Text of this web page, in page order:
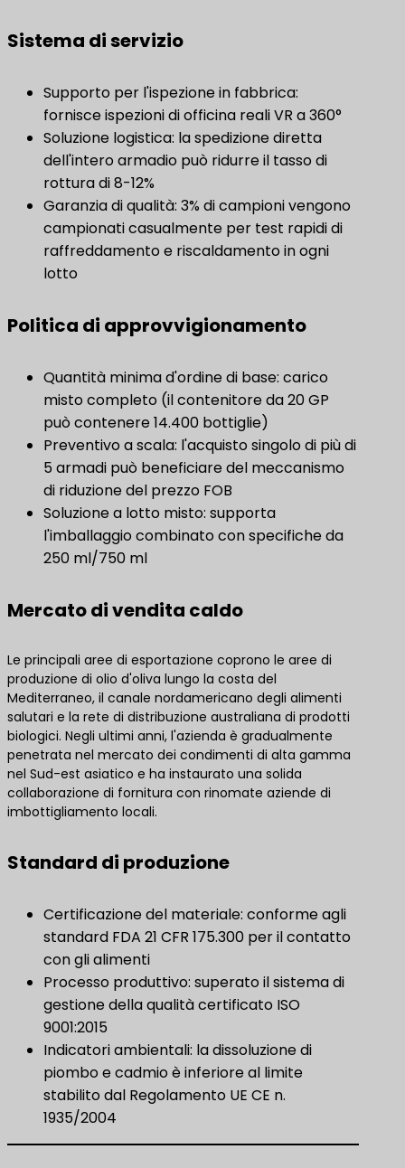
Sistema di servizio
Supporto per l'ispezione in fabbrica:
fornisce ispezioni di officina reali VR a 360°
Soluzione logistica: la spedizione diretta
dell'intero armadio può ridurre il tasso di
rottura di 8-12%
Garanzia di qualità: 3% di campioni vengono
campionati casualmente per test rapidi di
raffreddamento e riscaldamento in ogni
lotto
Politica di approvvigionamento
Quantità minima d'ordine di base: carico
misto completo (il contenitore da 20 GP
può contenere 14.400 bottiglie)
Preventivo a scala: l'acquisto singolo di più di
5 armadi può beneficiare del meccanismo
di riduzione del prezzo FOB
Soluzione a lotto misto: supporta
l'imballaggio combinato con specifiche da
250 ml/750 ml
Mercato di vendita caldo
Le principali aree di esportazione coprono le aree di
produzione di olio d'oliva lungo la costa del
Mediterraneo, il canale nordamericano degli alimenti
salutari e la rete di distribuzione australiana di prodotti
biologici. Negli ultimi anni, l'azienda è gradualmente
penetrata nel mercato dei condimenti di alta gamma
nel Sud-est asiatico e ha instaurato una solida
collaborazione di fornitura con rinomate aziende di
imbottigliamento locali.
Standard di produzione
Certificazione del materiale: conforme agli
standard FDA 21 CFR 175.300 per il contatto
con gli alimenti
Processo produttivo: superato il sistema di
gestione della qualità certificato ISO
9001:2015
Indicatori ambientali: la dissoluzione di
piombo e cadmio è inferiore al limite
stabilito dal Regolamento UE CE n.
1935/2004